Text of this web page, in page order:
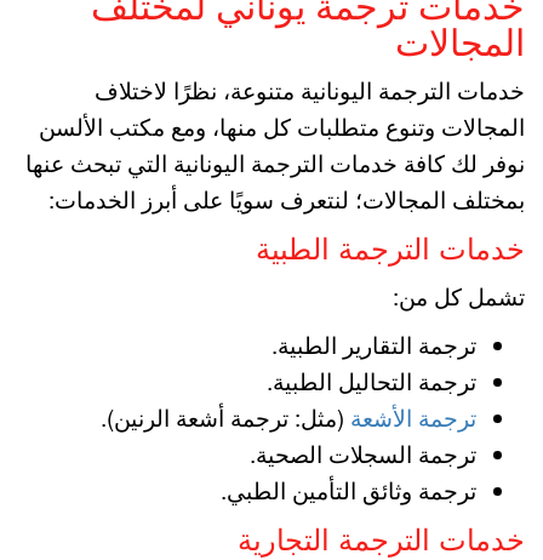
المجالات
خدمات الترجمة اليونانية متنوعة، نظرًا لاختلاف
المجالات وتنوع متطلبات كل منها، ومع مكتب الألسن
نوفر لك كافة خدمات الترجمة اليونانية التي تبحث عنها
بمختلف المجالات؛ لنتعرف سويًا على أبرز الخدمات:
خدمات الترجمة الطبية
تشمل كل من:
ترجمة التقارير الطبية.
ترجمة التحاليل الطبية.
ترجمة الأشعة (مثل: ترجمة أشعة الرنين).
ترجمة السجلات الصحية.
ترجمة وثائق التأمين الطبي.
خدمات الترجمة التجارية